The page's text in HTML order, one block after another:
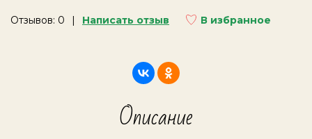
Отзывов: 0 Написать отзыв В избранное
Описание